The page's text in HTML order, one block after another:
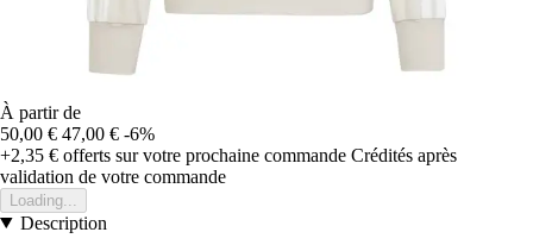
À partir de
50,00 € 47,00 € -6%
+2,35 € offerts sur votre prochaine commande Crédités après
validation de votre commande
Loading...
Description